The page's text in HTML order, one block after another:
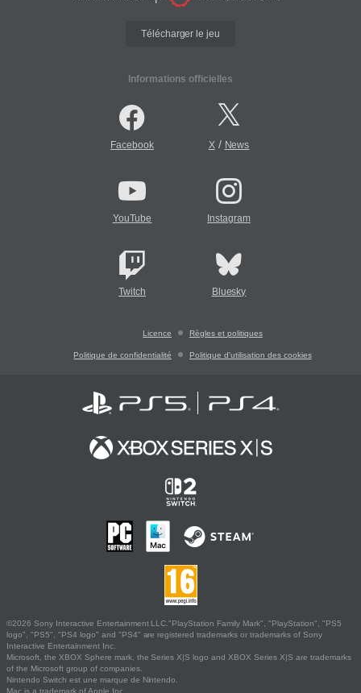
Télécharger le jeu
Informations officielles
Facebook X/ News
YouTube Instagram
Twitch Bluesky
Licence Règles et politiques
Politique de confidentialité Politique d'utilisation des cookies
©2026 Sony Interactive Entertainment LLC."PlayStation Family Mark", "PlayStation", "PS5
logo", "PS5", "PS4 logo" and "PS4" are registered trademarks or trademarks of Sony
Interactive Entertainment Inc.
Microsoft, the XBOX Sphere mark, the Series X|S logo and XBOX Series X|S are trademarks
of the Microsoft group of companies.
Nintendo Switch est une marque de Nintendo.
Mac is a trademark of Apple Inc.